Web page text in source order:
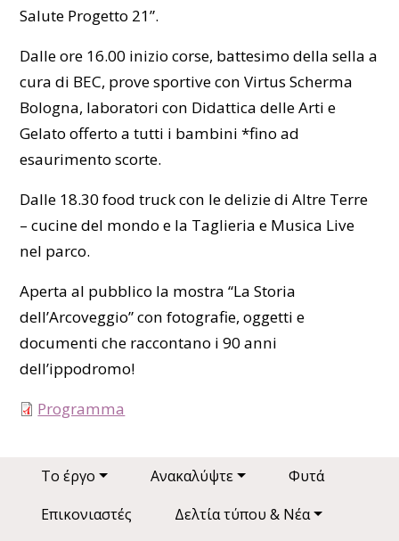
Salute Progetto 21”.
Dalle ore 16.00 inizio corse, battesimo della sella a
cura di BEC, prove sportive con Virtus Scherma
Bologna, laboratori con Didattica delle Arti e
Gelato offerto a tutti i bambini *fino ad
esaurimento scorte.
Dalle 18.30 food truck con le delizie di Altre Terre
– cucine del mondo e la Taglieria e Musica Live
nel parco.
Aperta al pubblico la mostra “La Storia
dell’Arcoveggio” con fotografie, oggetti e
documenti che raccontano i 90 anni
dell’ippodromo!
Programma
Main navigation
Το έργο Ανακαλύψτε
Φυτά
Επικονιαστές
Δελτία τύπου & Νέα